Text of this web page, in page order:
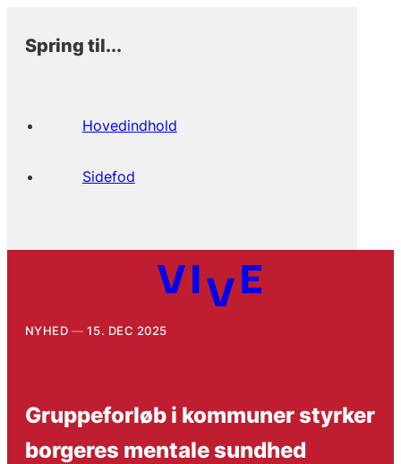
Spring til...
Hovedindhold
Sidefod
NYHED 15. DEC 2025
Gruppeforløb i kommuner styrker
borgeres mentale sundhed